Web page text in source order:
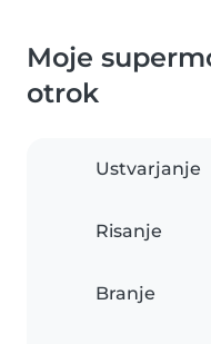
Moje
otrok
Ustvarjanje
Risanje
Branje